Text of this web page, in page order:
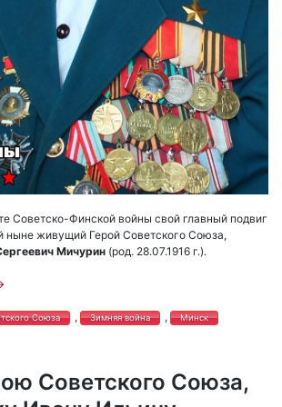
Советско-Финской войны свой главный подвиг
ныне живущий Герой Советского Союза,
Мичурин (род. 28.07.1916 г.).
Союза , Зимняя война , Минск
Советского Союза,